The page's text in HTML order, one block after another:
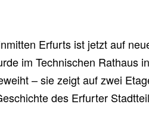
Erfurts ist jetzt auf
im Technischen Rathaus
– sie zeigt auf zwei
des Erfurter